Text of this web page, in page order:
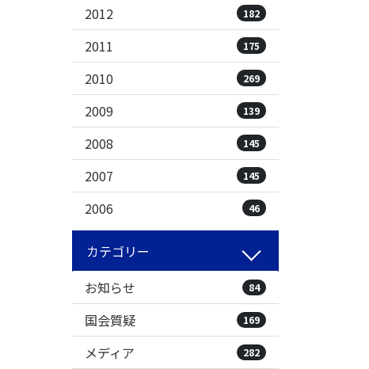
2012 182
2011 175
2010 269
2009 139
2008 145
2007 145
2006 46
カテゴリー
お知らせ
84
国会質疑 169
メディア 282